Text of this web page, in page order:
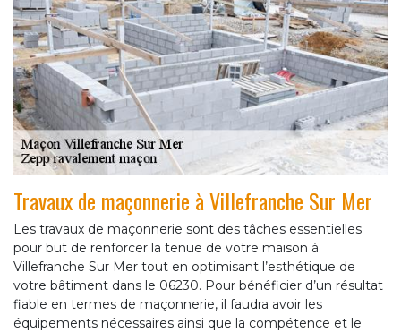
Travaux de maçonnerie à Villefranche Sur Mer
Les travaux de maçonnerie sont des tâches essentielles
pour but de renforcer la tenue de votre maison à
Villefranche Sur Mer tout en optimisant l’esthétique de
votre bâtiment dans le 06230. Pour bénéficier d’un résultat
fiable en termes de maçonnerie, il faudra avoir les
équipements nécessaires ainsi que la compétence et le